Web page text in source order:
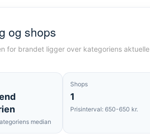
og shops
for brandet ligger over kategoriens aktuelle
median
Shops
1
Prisinterval: 650-650 kr.